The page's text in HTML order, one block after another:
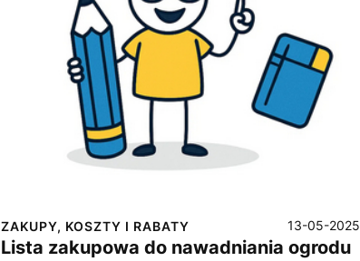
ZAKUPY, KOSZTY I RABATY 13-05-2025
Lista zakupowa do nawadniania ogrodu